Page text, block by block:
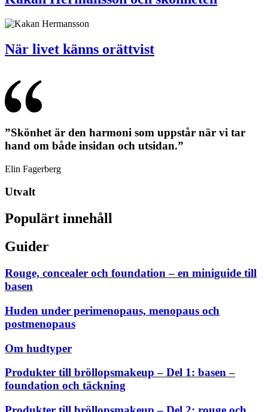
När livet känns orättvist
”Skönhet är den harmoni som uppstår när vi tar
hand om både insidan och utsidan.”
Elin Fagerberg
Utvalt
Populärt innehåll
Guider
Rouge, concealer och foundation – en miniguide till
basen
Huden under perimenopaus, menopaus och
postmenopaus
Om hudtyper
Produkter till bröllopsmakeup – Del 1: basen –
foundation och täckning